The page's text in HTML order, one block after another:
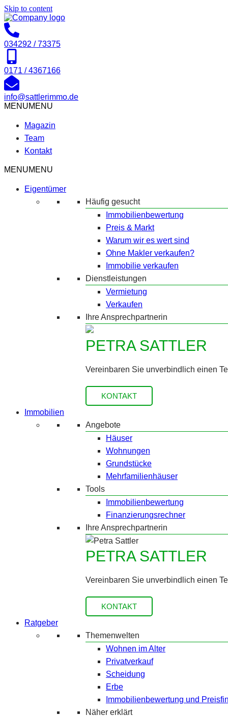
Skip to content
034292 / 73375
0171 / 4367166
info@sattlerimmo.de
MENUMENU
Magazin
Team
Kontakt
MENUMENU
Eigentümer
Häufig gesucht
Immobilienbewertung
Preis & Markt
Warum wir es wert sind
Ohne Makler verkaufen?
Immobilie verkaufen
Dienstleistungen
Vermietung
Verkaufen
Ihre Ansprechpartnerin
PETRA SATTLER
Vereinbaren Sie unverbindlich einen
KONTAKT
Immobilien
Angebote
Häuser
Wohnungen
Grundstücke
Mehrfamilienhäuser
Tools
Immobilienbewertung
Finanzierungsrechner
Ihre Ansprechpartnerin
PETRA SATTLER
Vereinbaren Sie unverbindlich einen
KONTAKT
Ratgeber
Themenwelten
Wohnen im Alter
Privatverkauf
Scheidung
Erbe
Immobilienbewertung und
Näher erklärt